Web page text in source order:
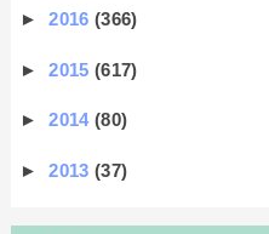
►2016(366)
►2015(617)
►2014(80)
►2013(37)